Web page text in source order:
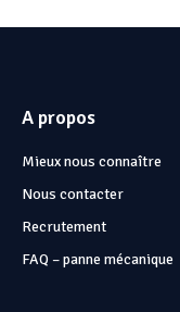
A propos
Mieux nous connaître
Nous contacter
Recrutement
FAQ – panne mécanique